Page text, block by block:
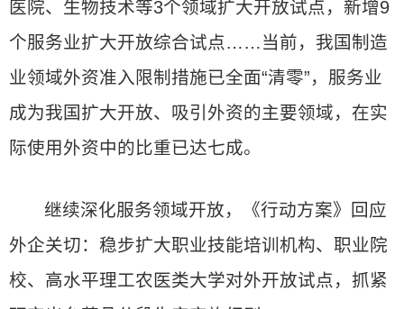
医院、生物技术等3个领域扩大开放试点，新增9
个服务业扩大开放综合试点……当前，我国制造
业领域外资准入限制措施已全面“清零”，服务业
成为我国扩大开放、吸引外资的主要领域，在实
际使用外资中的比重已达七成。
继续深化服务领域开放，《行动方案》回应
外企关切：稳步扩大职业技能培训机构、职业院
校、高水平理工农医类大学对外开放试点，抓紧